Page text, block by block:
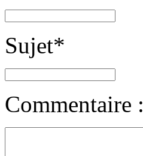
Sujet*
Commentaire :